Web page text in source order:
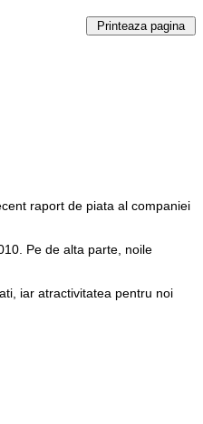
raport de piata al companiei
Pe de alta parte, noile
iar atractivitatea pentru noi